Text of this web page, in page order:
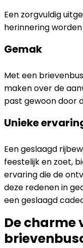
Een zorgvuldig
herinnering
Gemak
Met een
maken over de
past gewoon door
Unieke
Een geslaagd
feestelijk en zoet,
ervaring die de
deze redenen in
een geslaagd
De charme